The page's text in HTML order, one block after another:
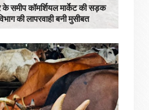
के समीप कॉमर्शियल मार्केट की सड़क
की लापरवाही बनी मुसीबत